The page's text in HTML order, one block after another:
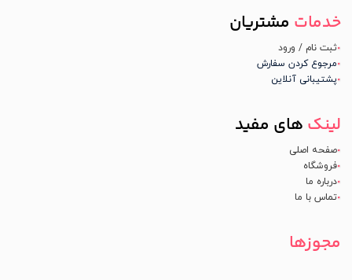
خدمات مشتریان
ثبت نام / ورود
مرجوع کردن سفارش
پشتیبانی آنلاین
لینک های مفید
صفحه اصلی
فروشگاه
درباره ما
تماس با ما
مجوزها